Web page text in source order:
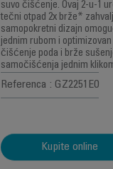
suvo čišćenje. Ovaj 2-u-1
tečni otpad 2x brže*
samopokretni dizajn
jednim rubom i
čišćenje poda i brže
samočišćenja jednim
Referenca : GZ2251E0
Kupite online